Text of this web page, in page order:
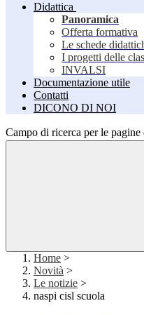
Didattica
Panoramica
Offerta formativa
Le schede
I progetti delle
INVALSI
Documentazione utile
Contatti
DICONO DI NOI
Campo di ricerca per le pagine
Home >
Novità >
Le notizie >
naspi cisl scuola